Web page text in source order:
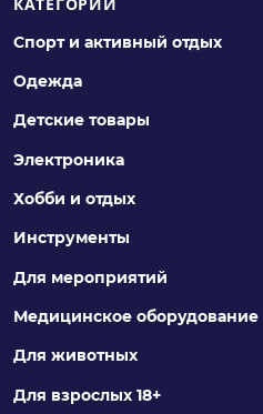
КАТЕГОРИИ
Спорт и активный отдых
Одежда
Детские товары
Электроника
Хобби и отдых
Инструменты
Для мероприятий
Медицинское оборудование
Для животных
Для взрослых 18+